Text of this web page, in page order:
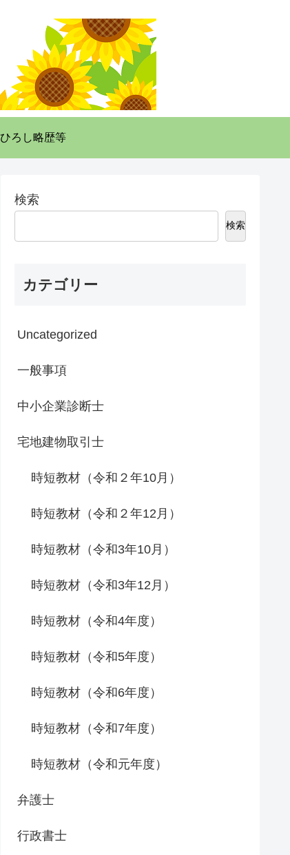
ろし略歴等
検索
検索
カテゴリー
Uncategorized
一般事項
中小企業診断士
宅地建物取引士
時短教材（令和２年10月）
時短教材（令和２年12月）
時短教材（令和3年10月）
時短教材（令和3年12月）
時短教材（令和4年度）
時短教材（令和5年度）
時短教材（令和6年度）
時短教材（令和7年度）
時短教材（令和元年度）
弁護士
行政書士